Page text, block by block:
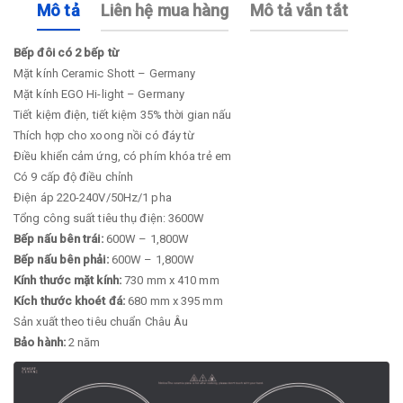
Mô tả Liên hệ mua hàng Mô tả vắn tắt
Bếp đôi có 2 bếp từ
Mặt kính Ceramic Shott – Germany
Mặt kính EGO Hi-light – Germany
Tiết kiệm điện, tiết kiệm 35% thời gian nấu
Thích hợp cho xoong nồi có đáy từ
Điều khiển cảm ứng, có phím khóa trẻ em
Có 9 cấp độ điều chỉnh
Điện áp 220-240V/50Hz/1 pha
Tổng công suất tiêu thụ điện: 3600W
Bếp nấu bên trái:600W – 1,800W
Bếp nấu bên phải:600W – 1,800W
Kính thước mặt kính:730 mm x 410 mm
Kích thước khoét đá:680 mm x 395 mm
Sản xuất theo tiêu chuẩn Châu Âu
Bảo hành:2 năm